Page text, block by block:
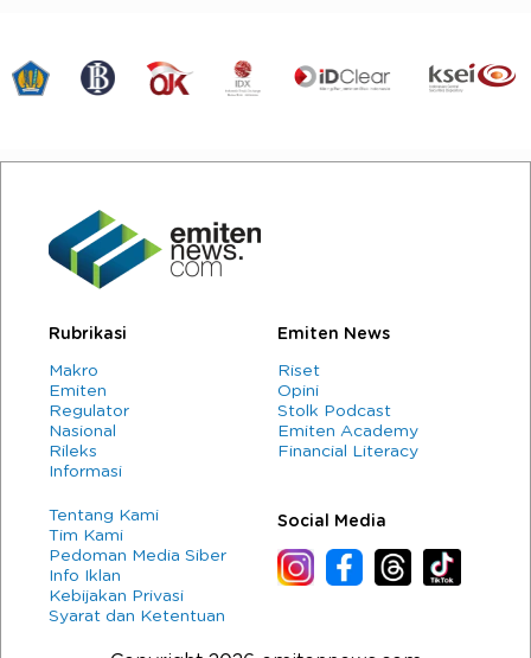
Rubrikasi
Makro
Emiten
Regulator
Nasional
Rileks
Informasi
Emiten News
Riset
Opini
Stolk Podcast
Emiten Academy
Financial Literacy
Tentang Kami
Tim Kami
Pedoman Media Siber
Info Iklan
Kebijakan Privasi
Syarat dan Ketentuan
Social Media